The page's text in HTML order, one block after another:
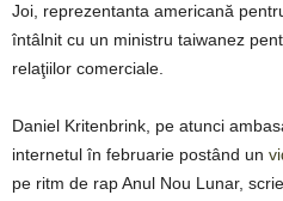
Joi, reprezentanta americană
întâlnit cu un ministru taiwanez
relaţiilor comerciale.
Daniel Kritenbrink, pe atunci
internetul în februarie postând un
pe ritm de rap Anul Nou Lunar,